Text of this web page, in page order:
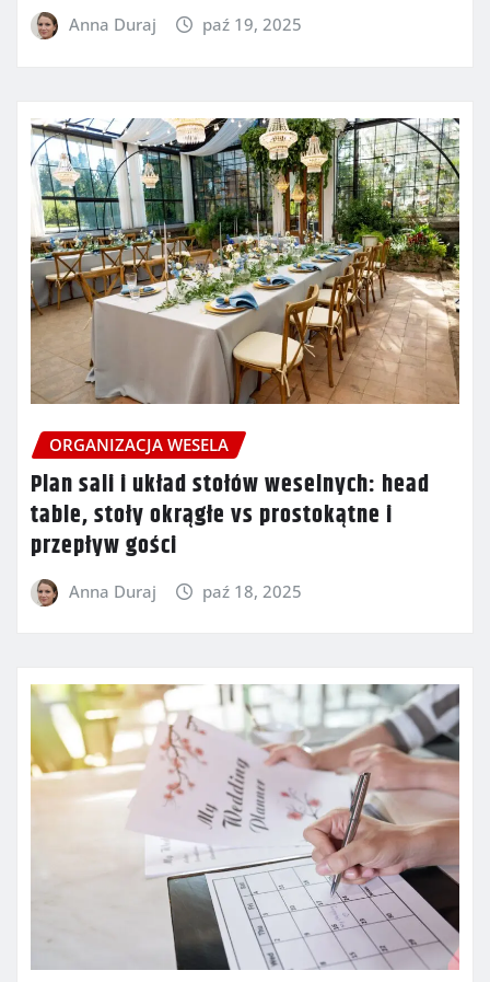
Anna Duraj paź 19, 2025
ORGANIZACJA WESELA
Plan sali i układ stołów weselnych: head
table, stoły okrągłe vs prostokątne i
przepływ gości
Anna Duraj paź 18, 2025